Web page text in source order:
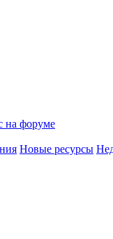
на форуме
Новые ресурсы